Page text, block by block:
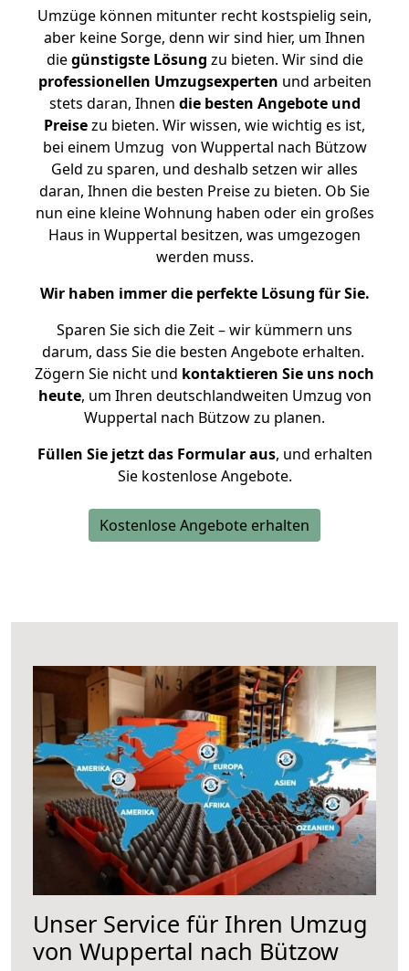
Umzüge können mitunter recht kostspielig sein,
aber keine Sorge, denn wir sind hier, um Ihnen
diegünstigste Lösung zu bieten. Wir sind die
professionellen Umzugsexperten und arbeiten
stets daran, Ihnen die besten Angebote und
Preisezu bieten. Wir wissen, wie wichtig es ist,
bei einem Umzug von Wuppertal nach Bützow
Geld zu sparen, und deshalb setzen wir alles
daran, Ihnen die besten Preise zu bieten. Ob Sie
nun eine kleine Wohnung haben oder ein großes
Haus in Wuppertal besitzen, was umgezogen
werden muss.
Wir haben immer die perfekte Lösung für Sie.
Sparen Sie sich die Zeit – wir kümmern uns
darum, dass Sie die besten Angebote erhalten.
Zögern Sie nicht und kontaktieren Sie uns noch
heute, um Ihren deutschlandweiten Umzug von
Wuppertal nach Bützow zu planen.
Füllen Sie jetzt das Formular aus, und erhalten
Sie kostenlose Angebote.
Kostenlose Angebote erhalten
Unser Service für Ihren Umzug
von Wuppertal nach Bützow